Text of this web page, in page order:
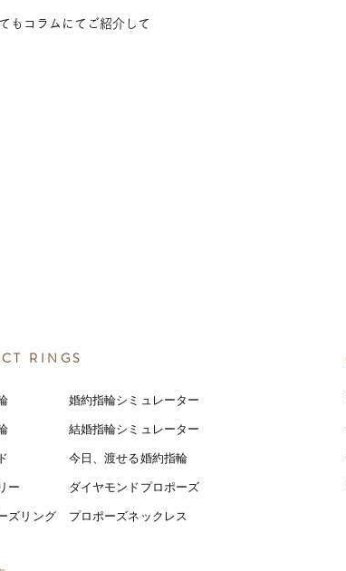
もコラムにてご紹介して
RINGS
ー
ズリング
婚約指輪シミュレーター
結婚指輪シミ ュ レーター
今日、渡せる婚約指輪
ダイヤモンドプロポーズ
プロポーズネックレス